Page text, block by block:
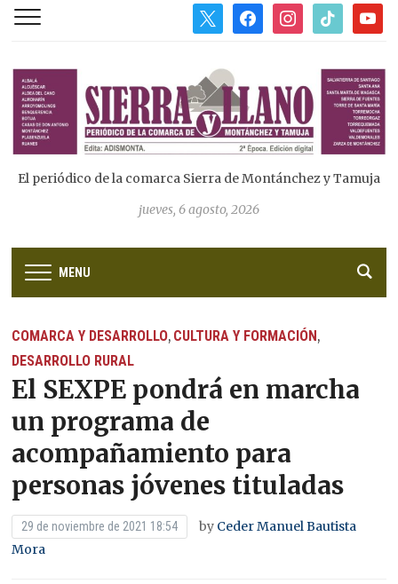
facebookinstagram
tiktok
El periódico de la comarca Sierra de Montánchez y Tamuja
jueves, 6 agosto, 2026
MENU
COMARCA Y DESARROLLO, CULTURA Y FORMACIÓN,
DESARROLLO RURAL
El SEXPE pondrá en marcha
un programa de
acompañamiento para
personas jóvenes tituladas
29 de noviembre de 2021 18:54 by Ceder Manuel Bautista
Mora